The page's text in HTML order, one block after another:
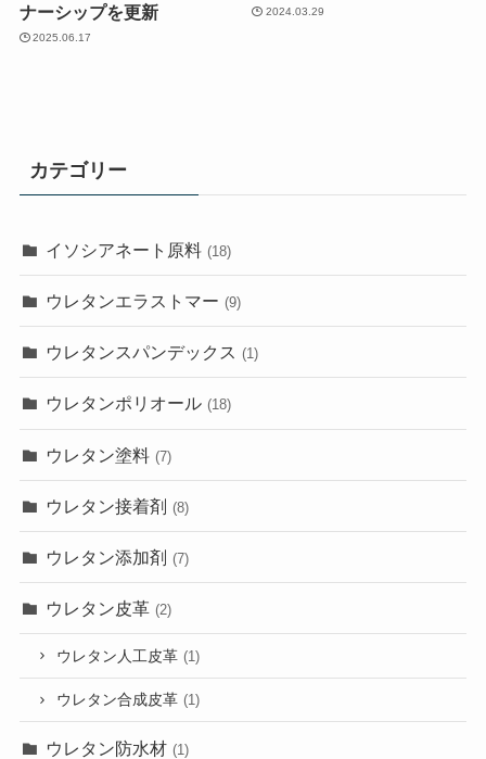
ナーシップを更新
2025.06.17
2024.03.29
カテゴリー
イソシアネート原料 (18)
ウレタンエラストマー (9)
ウレタンスパンデックス (1)
ウレタンポリオール (18)
ウレタン塗料 (7)
ウレタン接着剤 (8)
ウレタン添加剤 (7)
ウレタン皮革 (2)
ウレタン人工皮革 (1)
ウレタン合成皮革 (1)
ウレタン防水材 (1)